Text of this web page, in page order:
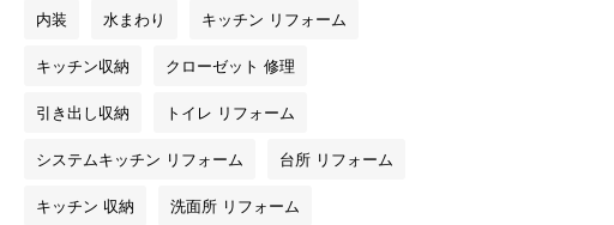
内装 水まわり キッチン リフォーム
キッチン収納 クローゼット 修理
引き出し収納 トイレ リフォーム
システムキッチン リフォーム 台所 リフォーム
キッチン 収納 洗面所 リフォーム